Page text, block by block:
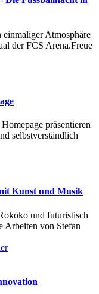
Atmosphäre
der FCS Arena.Freue
präsentieren
selbstverständlich
Kunst und Musik
und futuristisch
Arbeiten von Stefan